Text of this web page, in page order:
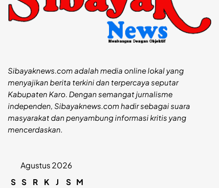
Sibayaknews.com adalah media online lokal yang
menyajikan berita terkini dan terpercaya seputar
Kabupaten Karo. Dengan semangat jurnalisme
independen, Sibayaknews.com hadir sebagai suara
masyarakat dan penyambung informasi kritis yang
mencerdaskan.
Agustus 2026
S S R K J S M